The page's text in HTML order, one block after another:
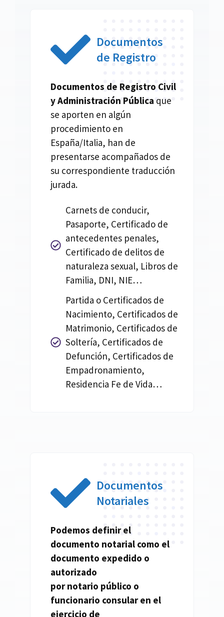
Documentos
de Registro
Documentos de Registro Civil
y Administración Pública que
se aporten en algún
procedimiento en
España/Italia, han de
presentarse acompañados de
su correspondiente traducción
jurada.
Carnets de conducir,
Pasaporte, Certificado de
antecedentes penales,
Certificado de delitos de
naturaleza sexual, Libros de
Familia, DNI, NIE…
Partida o Certificados de
Nacimiento, Certificados de
Matrimonio, Certificados de
Soltería, Certificados de
Defunción, Certificados de
Empadronamiento,
Residencia Fe de Vida…
Documentos
Notariales
Podemos definir el
documento notarial como el
documento expedido o
autorizado
pornotario público o
funcionario consular en el
ejercicio de